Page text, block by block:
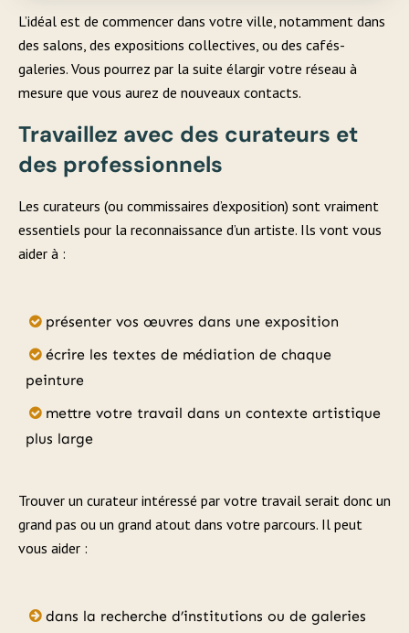
L’idéal est de commencer dans votre ville, notamment dans
des salons, des expositions collectives, ou des cafés-
galeries. Vous pourrez par la suite élargir votre réseau à
mesure que vous aurez de nouveaux contacts.
Travaillez avec des curateurs et
des professionnels
Les curateurs (ou commissaires d’exposition) sont vraiment
essentiels pour la reconnaissance d’un artiste. Ils vont vous
aider à :
présenter vos œuvres dans une exposition
écrire les textes de médiation de chaque
peinture
mettre votre travail dans un contexte artistique
plus large
Trouver un curateur intéressé par votre travail serait donc un
grand pas ou un grand atout dans votre parcours. Il peut
vous aider :
dans la recherche d’institutions ou de galeries